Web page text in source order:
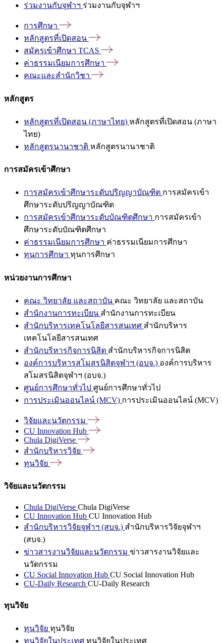
ร่วมงานกับจุฬาฯ ร่วมงานกับจุฬาฯ
การศึกษา
หลักสูตรที่เปิดสอน
สมัครเข้าศึกษา TCAS
ค่าธรรมเนียมการศึกษา
คณะและสำนักวิชา
หลักสูตร
หลักสูตรที่เปิดสอน (ภาษาไทย) หลักสูตรที่เปิดสอน (ภาษา
ไทย)
หลักสูตรนานาชาติ หลักสูตรนานาชาติ
การสมัครเข้าศึกษา
การสมัครเข้าศึกษาระดับปริญญาบัณฑิต การสมัครเข้า
ศึกษาระดับปริญญาบัณฑิต
การสมัครเข้าศึกษาระดับบัณฑิตศึกษา การสมัครเข้า
ศึกษาระดับบัณฑิตศึกษา
ค่าธรรมเนียมการศึกษา ค่าธรรมเนียมการศึกษา
ทุนการศึกษา ทุนการศึกษา
หน่วยงานการศึกษา
คณะ วิทยาลัย และสถาบัน คณะ วิทยาลัย และสถาบัน
สำนักงานการทะเบียน สำนักงานการทะเบียน
สำนักบริหารเทคโนโลยีสารสนเทศ สำนักบริหาร
เทคโนโลยีสารสนเทศ
สำนักบริหารกิจการนิสิต สำนักบริหารกิจการนิสิต
องค์การบริหารสโมสรนิสิตจุฬาฯ (อบจ.) องค์การบริหาร
สโมสรนิสิตจุฬาฯ (อบจ.)
ศูนย์การศึกษาทั่วไป ศูนย์การศึกษาทั่วไป
การประเมินออนไลน์ (MCV) การประเมินออนไลน์ (MCV)
วิจัยและนวัตกรรม
CU Innovation Hub
Chula DigiVerse
สำนักบริหารวิจัย
ทุนวิจัย
วิจัยและนวัตกรรม
Chula DigiVerse Chula DigiVerse
CU Innovation Hub CU Innovation Hub
สำนักบริหารวิจัยจุฬาฯ (สบจ.) สำนักบริหารวิจัยจุฬาฯ
(สบจ.)
ข่าวสารงานวิจัยและนวัตกรรม ข่าวสารงานวิจัยและ
นวัตกรรม
CU Social Innovation Hub CU Social Innovation Hub
CU-Daily Research CU-Daily Research
ทุนวิจัย
ทุนวิจัย ทุนวิจัย
ทุนวิจัยในประเทศ ทุนวิจัยในประเทศ